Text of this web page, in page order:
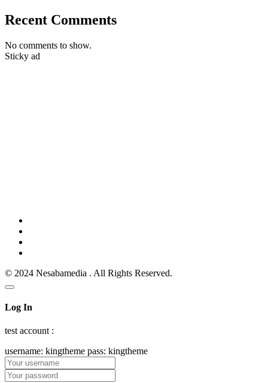
Recent Comments
No comments to show.
Sticky ad
© 2024 Nesabamedia . All Rights Reserved.
Log In
test account :
username: kingtheme pass: kingtheme